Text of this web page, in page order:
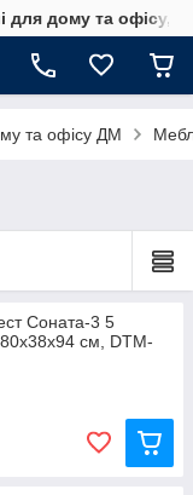
для дому та офісу,
та офісу ДМ
Соната-3 5
см, DTM-